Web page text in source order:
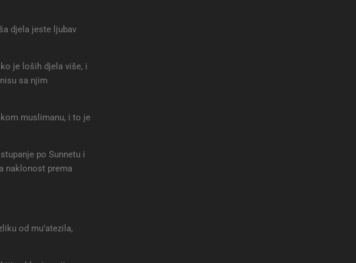
djela jeste ljubav
je loših djela više, i
sa njim
muslimanu, i to je
po Sunnetu i
naklonost prema
od mu’atezila,